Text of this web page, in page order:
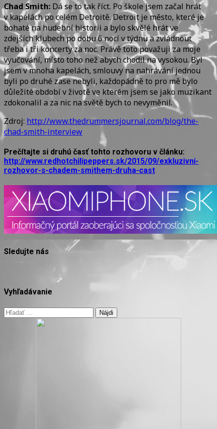
Chad Smith: Dá se to tak říct. Po škole jsem začal hrát
v kapelách po celém Detroitě. Detroit je město, které je
bohaté na hudební historii a bylo skvělé hrát ve
zdejších klubech po dobu 6 nocí v týdnu a zvládnout
třeba i tři koncerty za noc. Právě toto považuji za moje
vyučování, místo toho než abych chodil na vysokou. Byl
jsem v mnoha kapelách, smlouvy na nahrávání jednou
byli po druhé zase nebyli, každopádně to pro mě bylo
důležité období v životě ve kterém jsem se jako muzikant
zdokonalil a za nic na světě bych to nevyměnil.
Zdroj: http://www.thedrummersjournal.com/blog/the-
chad-smith-interview
Prečítajte si druhú časť tohto rozhovoru v článku:
http://www.redhotchilipeppers.sk/2015/09/exkluzivni-
rozhovor-s-chadem-smithem-druha-cast
Sledujte nás
Vyhľadávanie
Hľadať: